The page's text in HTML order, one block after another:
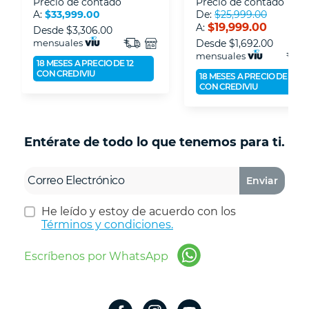
A: $33,999.00
Desde $3,306.00
mensuales
18 MESES A PRECIO DE 12
CON CREDIVIU
De: $25,999.00
A: $19,999.00
Desde $1,692.00
mensuales
18 MESES A PRECIO DE 12
CON CREDIVIU
Entérate de todo lo que tenemos para ti.
Enviar
He leído y estoy de acuerdo con los
Términos y condiciones.
Escríbenos por WhatsApp